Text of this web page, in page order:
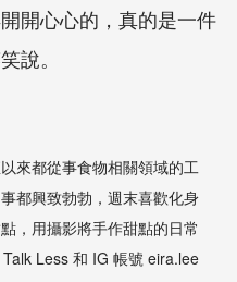
開心心的，真的是一件
說。
來都從事食物相關領域的工
都興致勃勃，週末喜歡化身
，用攝影將手作甜點的日常
Talk Less 和 IG 帳號 eira.lee